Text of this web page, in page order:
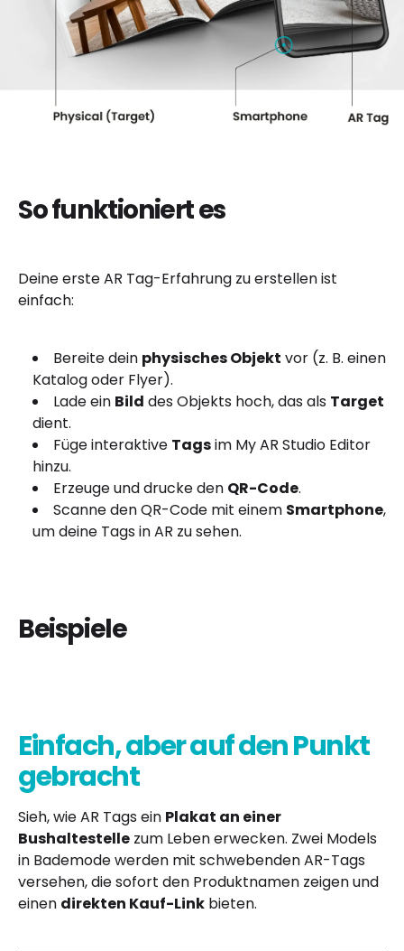
So funktioniert es
Deine erste AR Tag-Erfahrung zu erstellen ist
einfach:
Bereite dein physisches Objekt vor (z. B. einen
Katalog oder Flyer).
Lade ein Bild des Objekts hoch, das als Target
dient.
Füge interaktive Tagsim My AR Studio Editor
hinzu.
Erzeuge und drucke den QR-Code.
Scanne den QR-Code mit einem Smartphone,
um deine Tags in AR zu sehen.
Beispiele
Einfach, aber auf den Punkt
gebracht
Sieh, wie AR Tags ein Plakat an einer
Bushaltestelle zum Leben erwecken. Zwei Models
in Bademode werden mit schwebenden AR-Tags
versehen, die sofort den Produktnamen zeigen und
einen direkten Kauf-Link bieten.